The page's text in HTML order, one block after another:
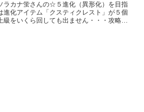
ラカナ蛍さんの☆５進化（異形化）を目指
進化アイテム「クスティクレスト」が５個
級をいくら回しても出ません・・・攻略情